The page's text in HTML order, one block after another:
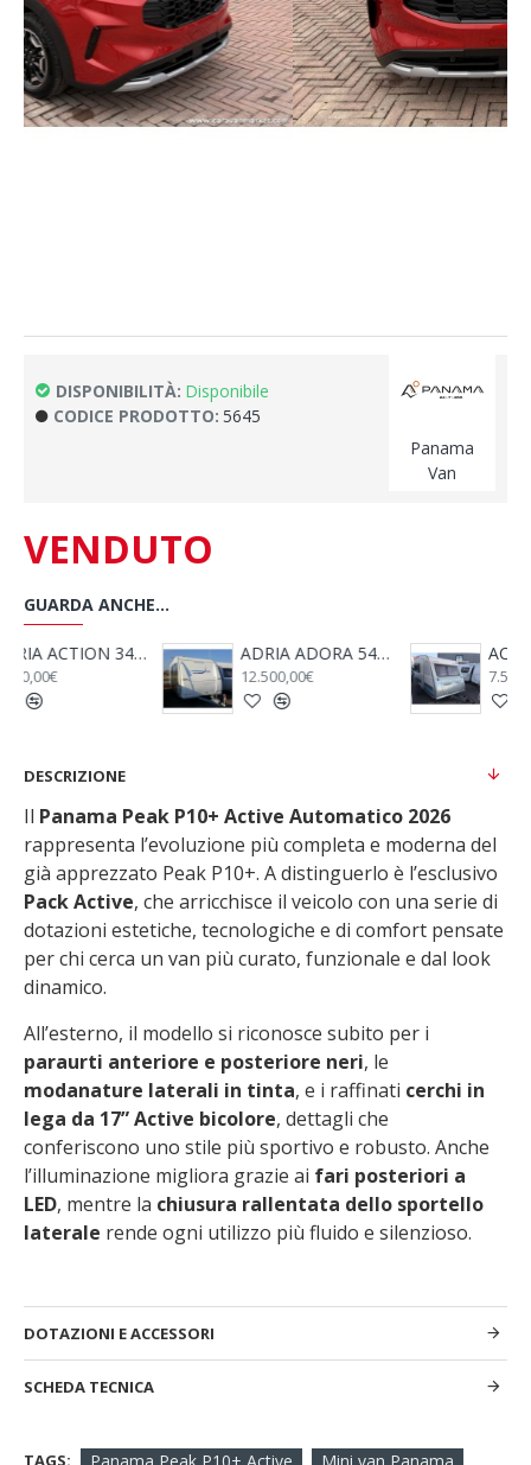
DISPONIBILITÀ: Disponibile
CODICE PRODOTTO: 5645
Panama
Van
VENDUTO
GUARDA ANCHE...
ACE 330 DD - ANNO 2009
7.500,00€
ADRIA CORAL S 680 SP - 2005
26.600,00€
DESCRIZIONE
Il Panama Peak P10+ Active Automatico 2026
rappresenta l’evoluzione più completa e moderna del
già apprezzato Peak P10+. A distinguerlo è l’esclusivo
Pack Active, che arricchisce il veicolo con una serie di
dotazioni estetiche, tecnologiche e di comfort pensate
per chi cerca un van più curato, funzionale e dal look
dinamico.
All’esterno, il modello si riconosce subito per i
paraurti anteriore e posteriore neri, le
modanature laterali in tinta, e i raffinati cerchi in
lega da 17” Active bicolore, dettagli che
conferiscono uno stile più sportivo e robusto. Anche
l’illuminazione migliora grazie ai fari posteriori a
LED, mentre la chiusura rallentata dello sportello
laterale rende ogni utilizzo più fluido e silenzioso.
DOTAZIONI E ACCESSORI
SCHEDA TECNICA
TAGS: Panama Peak P10+ Active Mini van Panama